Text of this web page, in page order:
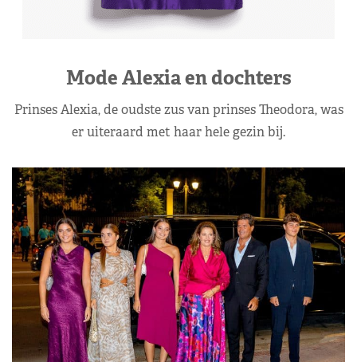
Mode Alexia en dochters
Prinses Alexia, de oudste zus van prinses Theodora, was
er uiteraard met haar hele gezin bij.